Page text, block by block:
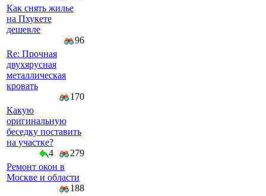
Как снять жилье
на Пхукете
дешевле
96
Re: Прочная
двухярусная
металлическая
кровать
170
Какую
оригинальную
беседку поставить
на участке?
4
279
Ремонт окон в
Москве и области
188